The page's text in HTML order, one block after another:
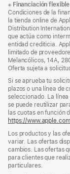
a
pie
de
página
al
pie
※ Financiación flexible
Condiciones de la
la tienda online de
Distribution
que actúa como
entidad crediticia.
limitado de
Melancólicos, 14A,
Oferta sujeta a
Si se aprueba tu
plazos o una línea de
seleccionado. La
se puede reutilizar
las cuotas en función
https://
Los productos y las
variar. Las ofertas
cambios. Las ofertas
para clientes que
particulares.